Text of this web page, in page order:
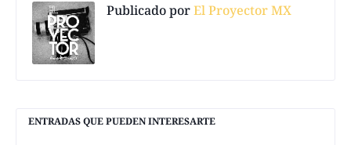
Publicado porEl Proyector MX
ENTRADAS QUE PUEDEN INTERESARTE